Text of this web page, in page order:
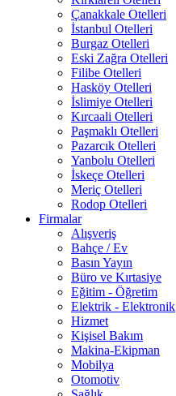
Çanakkale Otelleri
İstanbul Otelleri
Burgaz Otelleri
Eski Zağra Otelleri
Filibe Otelleri
Hasköy Otelleri
İslimiye Otelleri
Kırcaali Otelleri
Paşmaklı Otelleri
Pazarcık Otelleri
Yanbolu Otelleri
İskeçe Otelleri
Meriç Otelleri
Rodop Otelleri
Firmalar
Alışveriş
Bahçe / Ev
Basın Yayın
Büro ve Kırtasiye
Eğitim - Öğretim
Elektrik - Elektronik
Hizmet
Kişisel Bakım
Makina-Ekipman
Mobilya
Otomotiv